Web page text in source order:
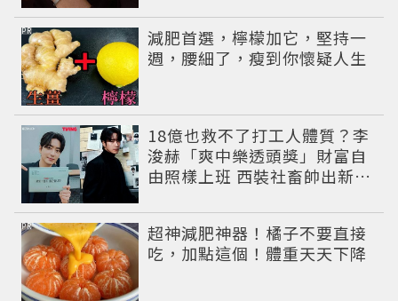
減肥首選，檸檬加它，堅持一
週，腰細了，瘦到你懷疑人生
PR
18億也救不了打工人體質？李
浚赫「爽中樂透頭獎」財富自
由照樣上班 西裝社畜帥出新高
超神減肥神器！橘子不要直接
吃，加點這個！體重天天下降
PR